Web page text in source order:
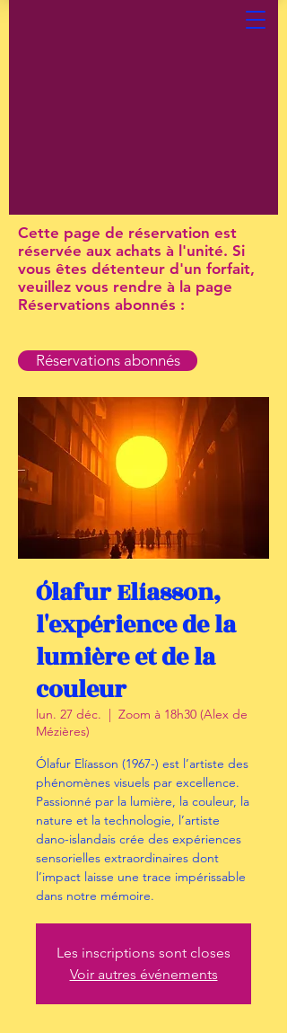
Cette page de réservation est
réservée aux achats à l'unité. Si
vous êtes détenteur d'un forfait,
veuillez vous rendre à la page
Réservations abonnés :
Réservations abonnés
Ólafur Elíasson,
l'expérience de la
lumière et de la
couleur
lun. 27 déc.
  |
Zoom à 18h30 (Alex de
Mézières)
Ólafur Elíasson (1967-) est l’artiste des
phénomènes visuels par excellence.
Passionné par la lumière, la couleur, la
nature et la technologie, l’artiste
dano-islandais crée des expériences
sensorielles extraordinaires dont
l’impact laisse une trace impérissable
dans notre mémoire.
Les inscriptions sont closes
Voir autres événements